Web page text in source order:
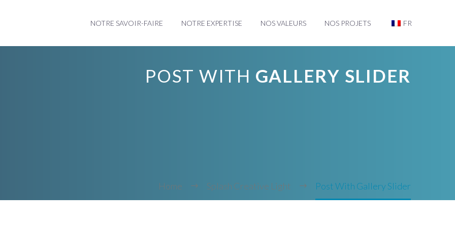
NOTRE SAVOIR-FAIRE NOTRE EXPERTISE NOS VALEURS NOS PROJETS FR
POST WITH GALLERY SLIDER
Home Splash Creative Light Post With Gallery Slider